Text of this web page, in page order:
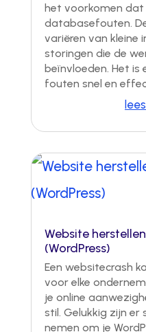
het voorkomen
databasefouten.
variëren van
storingen die de
beïnvloeden. Het is
fouten snel en
Website
(WordPress)
Een websitecrash
voor elke
je online
stil. Gelukkig zijn
nemen om je